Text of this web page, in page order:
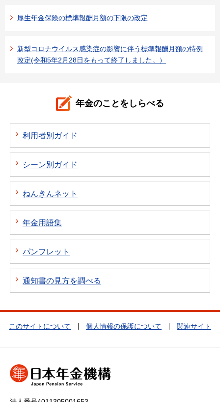
厚生年金保険の標準報酬月額の下限の改定
新型コロナウイルス感染症の影響に伴う標準報酬月額の特例
改定(令和5年2月28日をもって終了しました。）
年金のことをしらべる
利用者別ガイド
シーン別ガイド
ねんきんネット
年金用語集
パンフレット
通知書の見方を調べる
このサイトについて 個人情報の保護について 関連サイト